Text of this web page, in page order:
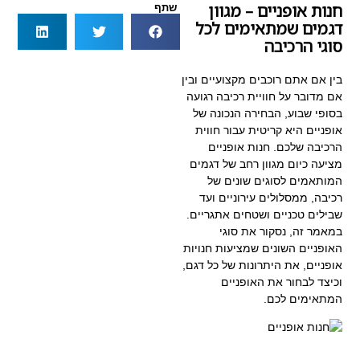
חנות אופניים – מגוון
דגמים שמתאימים לכל
סוגי הרכיבה
בין אם אתם רוכבים מקצועיים ובין
אם מדובר על חוויית רכיבה רגועה
בסופי שבוע, הבחירה הנכונה של
אופניים היא קריטית עבור חווית
הרכיבה שלכם. חנות אופניים
מציעה כיום מגוון רחב של דגמים
המותאמים לסוגים שונים של
רכיבה, ממסלולים עירוניים ועד
שבילים טכניים ושטחים אתגריים.
במאמר זה, נסקור את סוגי
האופניים השונים שמציעותחנויות
אופניים , את היתרונות של כל דגם,
וכיצד לבחור את האופניים
המתאימים לכם.
שתף